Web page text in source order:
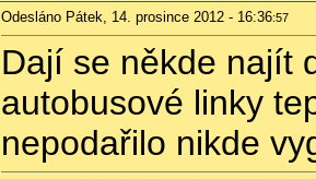
Odesláno Pátek, 14. prosince 2012 - 16:36:57
Dají se někde najít
autobusové linky
nepodařilo nikde